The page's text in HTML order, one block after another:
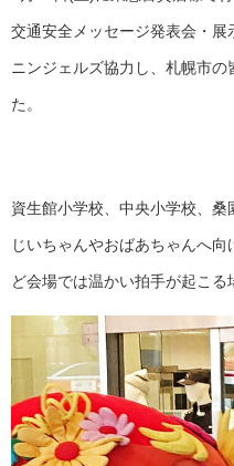
交通安全メッセージ発表会・
ニンジェルズ協力し、札幌市
た。
資生館小学校、中央小学校、
じいちゃんやおばあちゃんへ
ど会場では温かい拍手が起こる